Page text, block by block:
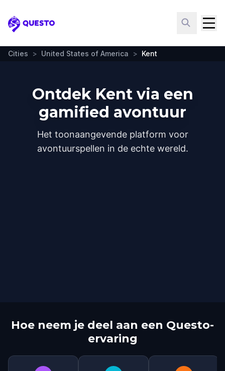
Questo
Cities > United States of America > Kent
Ontdek Kent via een
gamified avontuur
Het toonaangevende platform voor
avontuurspellen in de echte wereld.
Hoe neem je deel aan een Questo-
ervaring